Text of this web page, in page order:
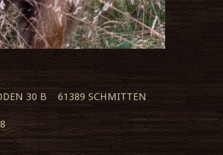
30 B 61389 SCHMITTEN